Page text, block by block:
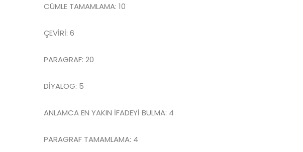
CÜMLE TAMAMLAMA: 10
ÇEVİRİ: 6
PARAGRAF: 20
DİYALOG: 5
ANLAMCA EN YAKIN İFADEYİ BULMA: 4
PARAGRAF TAMAMLAMA: 4